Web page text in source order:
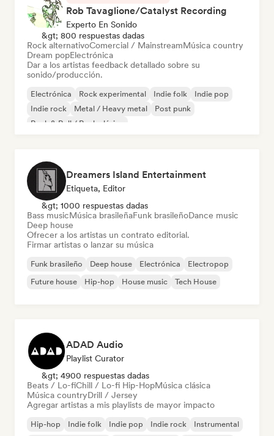
Rob Tavaglione/Catalyst Recording
Experto En Sonido
&gt; 800 respuestas dadas
Rock alternativoComercial / MainstreamMúsica country
Dream popElectrónica
Dar a los artistas feedback detallado sobre su
sonido/producción.
Electrónica Rock experimental Indie folk
Indie pop
Indie rock
Metal / Heavy metal
Post punk
Rock & Roll / Rock clásico
Dreamers Island Entertainment
Etiqueta, Editor
&gt; 1000 respuestas dadas
Bass musicMúsica brasileñaFunk brasileñoDance music
Deep house
Ofrecer a los artistas un contrato editorial.
Firmar artistas o lanzar su música
Funk brasileño Deep house Electrónica
Electropop
Future house
Hip-hop House music Tech House
ADAD Audio
Playlist Curator
&gt; 4900 respuestas dadas
Beats / Lo-fiChill / Lo-fi Hip-HopMúsica clásica
Música countryDrill / Jersey
Agregar artistas a mis playlists de mayor impacto
Hip-hop Indie folk Indie pop Indie rock
Instrumental